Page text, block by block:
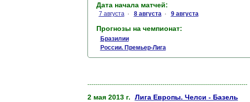
Дата начала матчей:
7 августа · 8 августа · 9 августа
Прогнозы на чемпионат:
Бразилии
России. Премьер-Лига
---------------------------------------------------------------------------------
2 мая 2013 г. Лига Европы. Челси - Базель